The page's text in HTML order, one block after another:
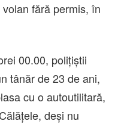
fără permis, în
00.00, polițiștii
tânăr de 23 de ani,
cu o autoutilitară,
deși nu